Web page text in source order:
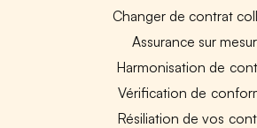
Changer de contrat
Assurance sur
Harmonisation de
Vérification de
Résiliation de vos